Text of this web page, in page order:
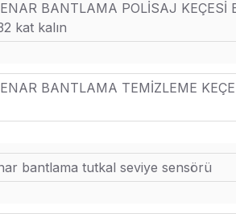
BANTLAMA POLİSAJ KEÇESİ
kat kalın
BANTLAMA TEMİZLEME
bantlama tutkal seviye sensörü